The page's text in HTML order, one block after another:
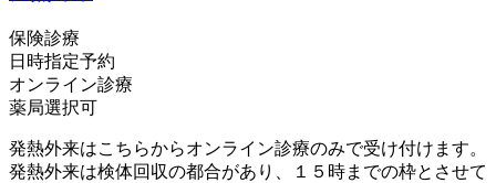
保険診療
日時指定予約
オンライン診療
薬局選択可
発熱外来はこちらからオンライン診療のみで受け付けます。
発熱外来は検体回収の都合があり、１５時までの枠とさせて